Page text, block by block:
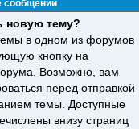
сообщений
новую тему?
в одном из форумов
кнопку на
Возможно, вам
перед отправкой
темы. Доступные
внизу страниц